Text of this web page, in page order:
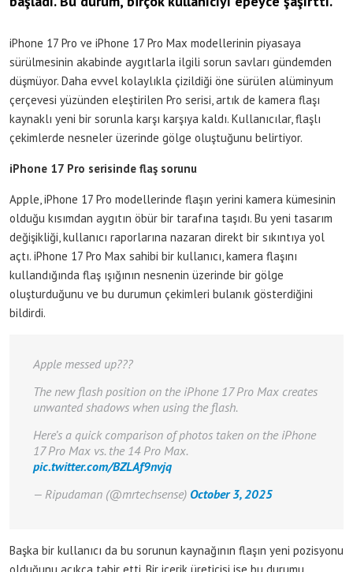
iPhone 17 Pro ve iPhone 17 Pro Max modellerinin piyasaya
sürülmesinin akabinde aygıtlarla ilgili sorun savları gündemden
düşmüyor. Daha evvel kolaylıkla çizildiği öne sürülen alüminyum
çerçevesi yüzünden eleştirilen Pro serisi, artık de kamera flaşı
kaynaklı yeni bir sorunla karşı karşıya kaldı. Kullanıcılar, flaşlı
çekimlerde nesneler üzerinde gölge oluştuğunu belirtiyor.
iPhone 17 Pro serisinde flaş sorunu
Apple, iPhone 17 Pro modellerinde flaşın yerini kamera kümesinin
olduğu kısımdan aygıtın öbür bir tarafına taşıdı. Bu yeni tasarım
değişikliği, kullanıcı raporlarına nazaran direkt bir sıkıntıya yol
açtı. iPhone 17 Pro Max sahibi bir kullanıcı, kamera flaşını
kullandığında flaş ışığının nesnenin üzerinde bir gölge
oluşturduğunu ve bu durumun çekimleri bulanık gösterdiğini
bildirdi.
Apple messed up???
The new flash position on the iPhone 17 Pro Max creates
unwanted shadows when using the flash.
Here’s a quick comparison of photos taken on the iPhone
17 Pro Max vs. the 14 Pro Max.
pic.twitter.com/BZLAf9nvjq
— Ripudaman (@mrtechsense) October 3, 2025
Başka bir kullanıcı da bu sorunun kaynağının flaşın yeni pozisyonu
olduğunu açıkça tabir etti. Bir içerik üreticisi ise bu durumu,